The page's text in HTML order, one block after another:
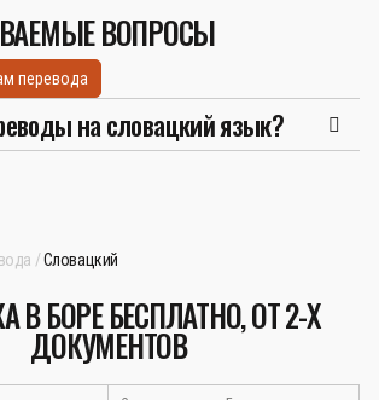
ВОПРОСЫ
перевода
на словацкий язык?
Словацкий
В БОРЕ БЕСПЛАТНО, ОТ 2-Х
ДОКУМЕНТОВ